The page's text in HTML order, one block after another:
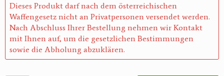
Dieses Produkt darf nach dem österreichischen
Waffengesetz nicht an Privatpersonen versendet werden.
Nach Abschluss Ihrer Bestellung nehmen wir Kontakt
mit Ihnen auf, um die gesetzlichen Bestimmungen
sowie die Abholung abzuklären.